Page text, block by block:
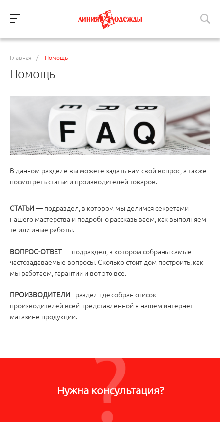
Главная / Помощь
Помощь
В данном разделе вы можете задать нам свой вопрос, а также
посмотреть статьи и производителей товаров.
СТАТЬИ— подраздел, в котором мы делимся секретами
нашего мастерства и подробно рассказываем, как выполняем
те или иные работы.
ВОПРОС-ОТВЕТ— подраздел, в котором собраны самые
частозадаваемые вопросы. Сколько стоит дом построить, как
мы работаем, гарантии и вот это все.
ПРОИЗВОДИТЕЛИ- раздел где собран список
производителей всей представленной в нашем интернет-
магазине продукции.
Нужна консультация?